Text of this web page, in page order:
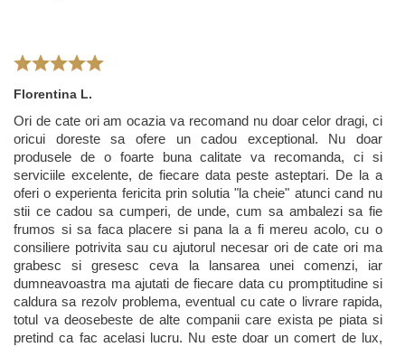
Florentina L.
Ori de cate ori am ocazia va recomand nu doar celor dragi, ci
oricui doreste sa ofere un cadou exceptional. Nu doar
produsele de o foarte buna calitate va recomanda, ci si
serviciile excelente, de fiecare data peste asteptari. De la a
oferi o experienta fericita prin solutia "la cheie" atunci cand nu
stii ce cadou sa cumperi, de unde, cum sa ambalezi sa fie
frumos si sa faca placere si pana la a fi mereu acolo, cu o
consiliere potrivita sau cu ajutorul necesar ori de cate ori ma
grabesc si gresesc ceva la lansarea unei comenzi, iar
dumneavoastra ma ajutati de fiecare data cu promptitudine si
caldura sa rezolv problema, eventual cu cate o livrare rapida,
totul va deosebeste de alte companii care exista pe piata si
pretind ca fac acelasi lucru. Nu este doar un comert de lux,